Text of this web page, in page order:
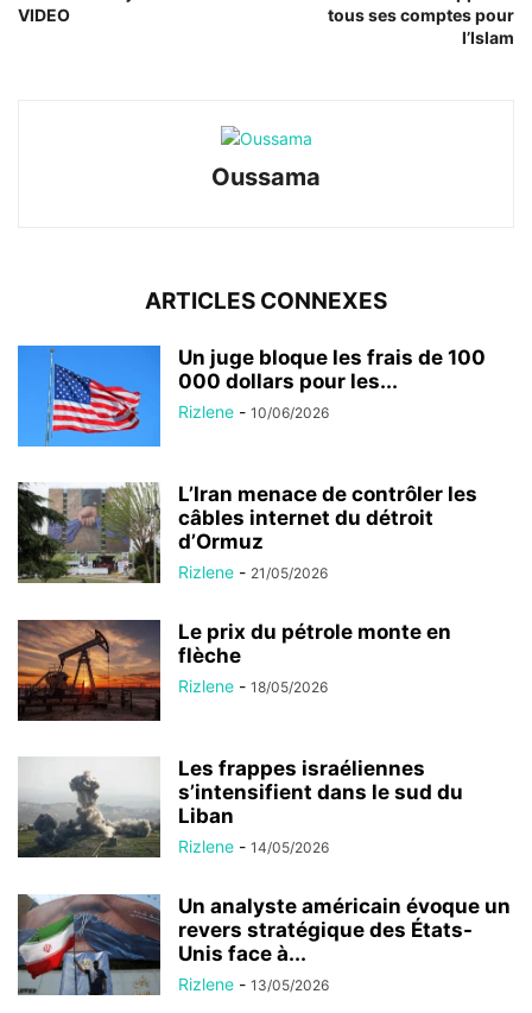
VIDEO
tous ses comptes pour
l’Islam
Oussama
ARTICLES CONNEXES
Un juge bloque les frais de 100
000 dollars pour les...
Rizlene - 10/06/2026
L’Iran menace de contrôler les
câbles internet du détroit
d’Ormuz
Rizlene - 21/05/2026
Le prix du pétrole monte en
flèche
Rizlene - 18/05/2026
Les frappes israéliennes
s’intensifient dans le sud du
Liban
Rizlene - 14/05/2026
Un analyste américain évoque un
revers stratégique des États-
Unis face à...
Rizlene - 13/05/2026